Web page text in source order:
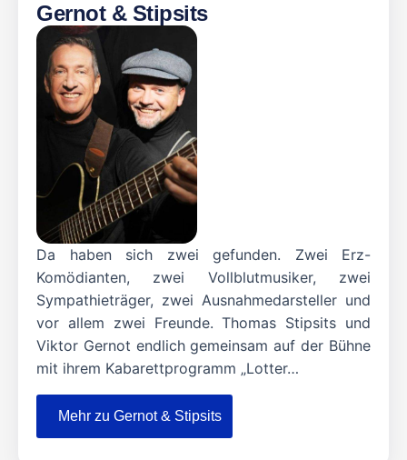
Gernot & Stipsits
Da haben sich zwei gefunden. Zwei Erz-
Komödianten, zwei Vollblutmusiker, zwei
Sympathieträger, zwei Ausnahmedarsteller und
vor allem zwei Freunde. Thomas Stipsits und
Viktor Gernot endlich gemeinsam auf der Bühne
mit ihrem Kabarettprogramm „Lotter…
Mehr zu Gernot & Stipsits